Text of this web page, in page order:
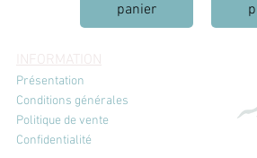
panier
INFORMATION
Présentation
Conditions générales
Politique de vente
Confidentialité